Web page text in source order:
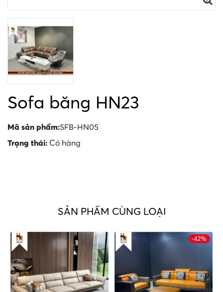
Sofa băng HN23
Mã sản phẩm:SFB-HN05
Trạng thái: Có hàng
SẢN PHẨM CÙNG LOẠI
-42%